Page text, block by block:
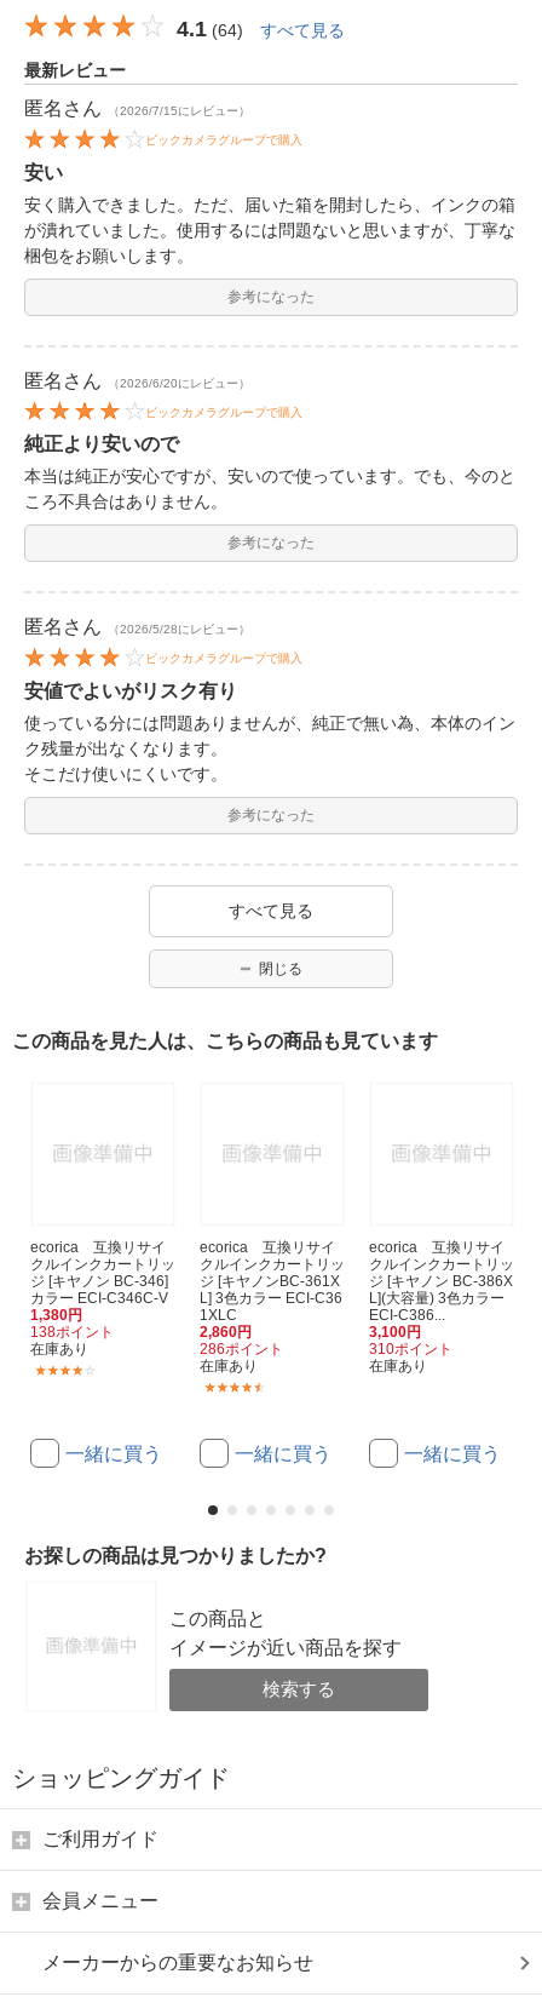
4.1 (64) すべて見る
最新レビュー
匿名 さん （2026/7/15にレビュー）
ビックカメラグループで購入
安い
安く購入できました。ただ、届いた箱を開封したら、インクの箱
が潰れていました。使用するには問題ないと思いますが、丁寧な
梱包をお願いします。
参考になった
匿名 さん （2026/6/20にレビュー）
ビックカメラグループで購入
純正より安いので
本当は純正が安心ですが、安いので使っています。でも、今のと
ころ不具合はありません。
参考になった
匿名 さん （2026/5/28にレビュー）
ビックカメラグループで購入
安値でよいがリスク有り
使っている分には問題ありませんが、純正で無い為、本体のイン
ク残量が出なくなります。
そこだけ使いにくいです。
参考になった
すべて見る
閉じる
この商品を見た人は、こちらの商品も見ています
ecorica 互換リサイ
クルインクカートリッ
ジ [キヤノン BC-346]
カラー ECI-C346C-V
1,380円
138ポイント
在庫あり
一緒に買う
ecorica 互換リサイ
クルインクカートリッ
ジ [キヤノンBC-361X
L] 3色カラー ECI-C36
1XLC
2,860円
286ポイント
在庫あり
一緒に買う
ecorica 互換リサイ
クルインクカートリッ
ジ [キヤノン BC-386X
L](大容量) 3色カラー
ECI-C386...
3,100円
310ポイント
在庫あり
一緒に買う
お探しの商品は見つかりましたか?
この商品と
イメージが近い商品を探す
検索する
ショッピングガイド
ご利用ガイド
会員メニュー
メーカーからの重要なお知らせ